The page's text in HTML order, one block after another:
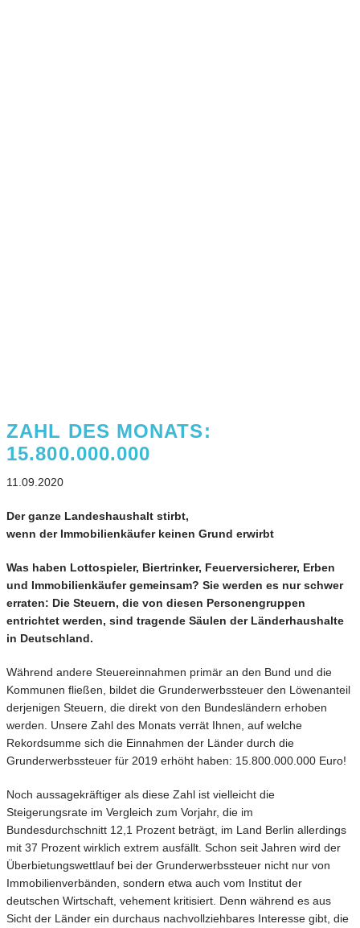
ZAHL DES MONATS:
15.800.000.000
11.09.2020
Der ganze Landeshaushalt stirbt,
wenn der Immobilienkäufer keinen Grund erwirbt
Was haben Lottospieler, Biertrinker, Feuerversicherer, Erben
und Immobilienkäufer gemeinsam? Sie werden es nur schwer
erraten: Die Steuern, die von diesen Personengruppen
entrichtet werden, sind tragende Säulen der Länderhaushalte
in Deutschland.
Während andere Steuereinnahmen primär an den Bund und die
Kommunen fließen, bildet die Grunderwerbssteuer den Löwenanteil
derjenigen Steuern, die direkt von den Bundesländern erhoben
werden. Unsere Zahl des Monats verrät Ihnen, auf welche
Rekordsumme sich die Einnahmen der Länder durch die
Grunderwerbssteuer für 2019 erhöht haben: 15.800.000.000 Euro!
Noch aussagekräftiger als diese Zahl ist vielleicht die
Steigerungsrate im Vergleich zum Vorjahr, die im
Bundesdurchschnitt 12,1 Prozent beträgt, im Land Berlin allerdings
mit 37 Prozent wirklich extrem ausfällt. Schon seit Jahren wird der
Überbietungswettlauf bei der Grunderwerbssteuer nicht nur von
Immobilienverbänden, sondern etwa auch vom Institut der
deutschen Wirtschaft, vehement kritisiert. Denn während es aus
Sicht der Länder ein durchaus nachvollziehbares Interesse gibt, die